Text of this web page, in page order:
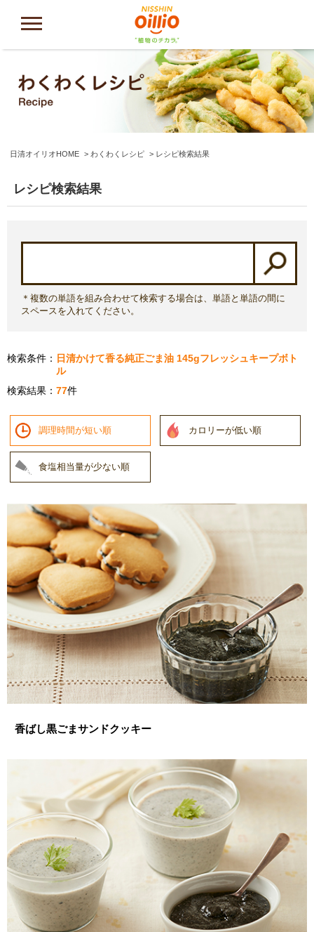
日清オイリオHOME わくわくレシピ レシピ検索結果
レシピ検索結果
＊複数の単語を組み合わせて検索する場合は、単語と単語の間に
スペースを入れてください。
検索条件： 日清かけて香る純正ごま油 145gフレッシュキープボト
ル
検索結果： 77件
調理時間が短い順 カロリーが低い順
食塩相当量が少ない順
香ばし黒ごまサンドクッキー